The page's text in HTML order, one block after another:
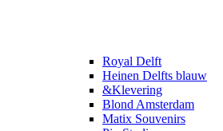
Royal Delft
Heinen Delfts blauw
&Klevering
Blond Amsterdam
Matix Souvenirs